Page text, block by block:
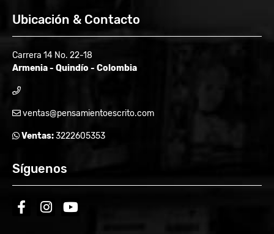
Ubicación & Contacto
Carrera 14 No. 22-18
Armenia - Quindío - Colombia
ventas@pensamientoescrito.com
Ventas:3222605353
Síguenos
facebookinstagramyoutube